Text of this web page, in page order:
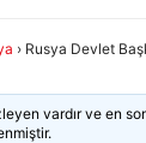
› Rusya Devlet
vardır ve en